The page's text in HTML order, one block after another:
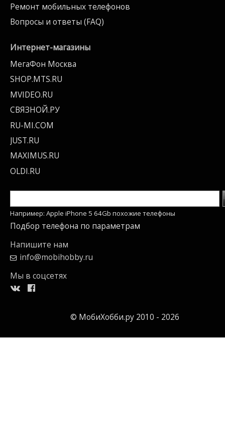
Ремонт мобильных телефонов
Вопросы и ответы (FAQ)
Интернет-магазины
МегаФон Москва
SHOP.MTS.RU
MVIDEO.RU
СВЯЗНОЙ.РУ
RU-MI.COM
JUST.RU
MAXIMUS.RU
OLDI.RU
Например: Apple iPhone 5 64Gb похожие телефоны
Подбор телефона по параметрам
Напишите нам
info@mobihobby.ru
Мы в соцсетях
© МобиХобби.ру 2010 - 2026